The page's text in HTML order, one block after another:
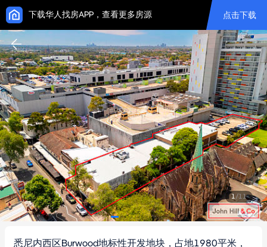
下载华人找房APP，查看更多房源 点击下载
1/11
悉尼内西区Burwood地标性开发地块，占地1980平米，